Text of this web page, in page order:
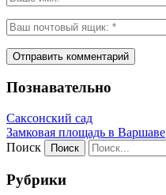
Познавательно
Саксонский сад
Замковая площадь в Варшаве
Поиск
Рубрики